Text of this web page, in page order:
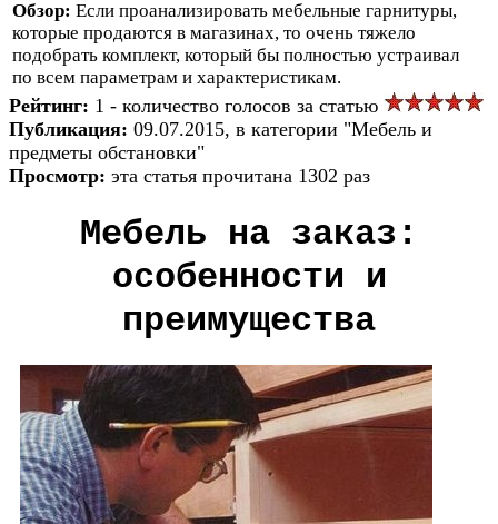
Обзор: Если проанализировать мебельные гарнитуры,
которые продаются в магазинах, то очень тяжело
подобрать комплект, который бы полностью устраивал
по всем параметрам и характеристикам.
Рейтинг: 1 - количество голосов за статью
Публикация: 09.07.2015, в категории "Мебель и
предметы обстановки"
Просмотр: эта статья прочитана 1302 раз
Мебель на заказ:
особенности и
преимущества